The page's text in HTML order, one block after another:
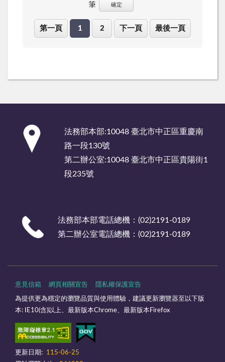
筆 確定
第一頁 1 2 下一頁 最後一頁
法務部本部:10048 臺北市中正區重慶南
路一段130號
第二辦公室:10048 臺北市中正區貴陽街1
段235號
法務部本部電話總機：(02)2191-0189
第二辦公室電話總機：(02)2191-0189
意見信箱 網頁相關宣告 隱私權保護宣告
為提供更為穩定的瀏覽品質與使用體驗，建議更新瀏覽器至以下版
本: IE10(含)以上、最新版本Chrome、最新版本Firefox
更新日期:
115-06-25